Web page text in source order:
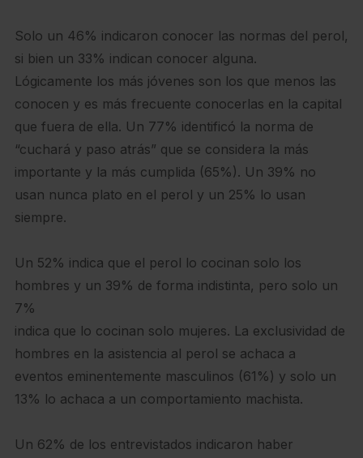
Solo un 46% indicaron conocer las normas del perol,
si bien un 33% indican conocer alguna.
Lógicamente los más jóvenes son los que menos las
conocen y es más frecuente conocerlas en la capital
que fuera de ella. Un 77% identificó la norma de
“cuchará y paso atrás” que se considera la más
importante y la más cumplida (65%). Un 39% no
usan nunca plato en el perol y un 25% lo usan
siempre.
Un 52% indica que el perol lo cocinan solo los
hombres y un 39% de forma indistinta, pero solo un
7%
indica que lo cocinan solo mujeres. La exclusividad de
hombres en la asistencia al perol se achaca a
eventos eminentemente masculinos (61%) y solo un
13% lo achaca a un comportamiento machista.
Un 62% de los entrevistados indicaron haber